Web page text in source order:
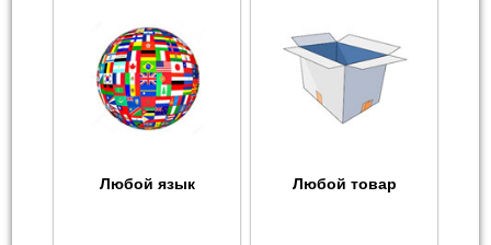
Любой язык Любой товар